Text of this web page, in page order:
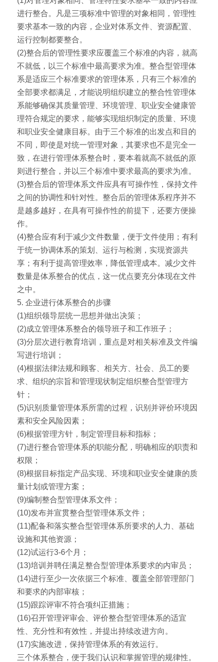
进行整合。凡是三项标准中管理的对象相同，管理性
要求基本一致的内容，企业对体系文件、资源配置、
运行控制都要整合。
(2)整合后的管理性要求应覆盖三个标准的内容，就高
不就低，以三个标准中最高要求为准。整合型管理体
系是适应三个标准要求的管理体系，只有三个标准的
全部要求都满足，才能说明组织建立的整合性管理体
系能够确保其质量管理、环境管理、职业安全健康管
理符合规定的要求，能够实现组织制定的质量、环境
和职业安全健康目标。由于三个标准的出发点和目的
不同，即使是对统一管理对象，其要求也不是完全一
致，在进行管理体系整合时，要本着就高不就低的原
则进行整合，并以三个标准中要求最高的要求为准。
(3)整合后的管理体系文件应具有可操作性，保持文件
之间的协调性和针对性。整合后的管理体系程序并不
是越多越好，在具有可操作性的前提下，还要方便操
作。
(4)整合应有利于减少文件数量，便于文件使用；有利
于统一协调体系的策划、运行与检测，实现资源共
享；有利于提高管理效率，降低管理成本。减少文件
数量是体系整合的优点，这一优点要充分体现在文件
之中。
5. 企业进行体系整合的步骤
(1)组织领导层统一思想并做出决策；
(2)成立管理体系整合的领导班子和工作班子；
(3)分层次进行教育培训，重点是对相关标准及文件编
写进行培训；
(4)根据法律法规和顾客、相关方、社会、员工的要
求、组织的宗旨和管理现状制定组织整合型管理方
针；
(5)识别质量管理体系所需的过程，识别并评价环境因
素和安全风险因素；
(6)根据管理方针，制定管理目标和指标；
(7)进行整合管理体系的职能分配，明确相应的职责和
权限；
(8)根据目标指定产品实现、环境和职业安全健康的质
量计划或管理方案；
(9)编制整合型管理体系文件；
(10)发布并宣贯整合型管理体系文件；
(11)配备和落实整合型管理体系所要求的人力、基础
设施和其他资源；
(12)试运行3-6个月；
(13)培训并聘任满足整合型管理体系要求的内审员；
(14)进行至少一次依据三个标准、覆盖全部管理部门
和要求的内部审核；
(15)跟踪评审不符合项纠正措施；
(16)召开管理评审会、评价整合型管理体系的适宜
性、充分性和有效性，并提出持续改进方向。
(17)实施改进，保持管理体系的有效运行。
三个体系整合，便于我们认识和掌握管理的规律性。